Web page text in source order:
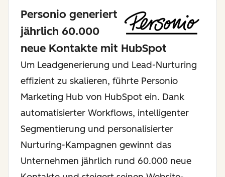
Personio generiert
jährlich 60.000
neue Kontakte mit HubSpot
Um Leadgenerierung und Lead-Nurturing
effizient zu skalieren, führte Personio
Marketing Hub von HubSpot ein. Dank
automatisierter Workflows, intelligenter
Segmentierung und personalisierter
Nurturing-Kampagnen gewinnt das
Unternehmen jährlich rund 60.000 neue